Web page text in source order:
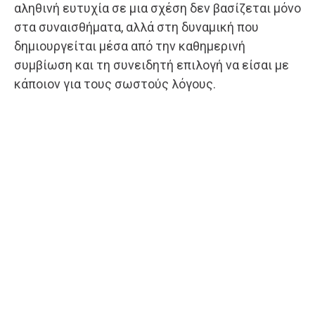
αληθινή ευτυχία σε μια σχέση δεν βασίζεται μόνο
στα συναισθήματα, αλλά στη δυναμική που
δημιουργείται μέσα από την καθημερινή
συμβίωση και τη συνειδητή επιλογή να είσαι με
κάποιον για τους σωστούς λόγους.